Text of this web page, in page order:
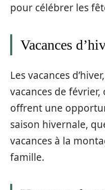
pour célébrer les
Vacances
Les vacances
vacances de
offrent une
saison hivernale,
vacances à la
famille.